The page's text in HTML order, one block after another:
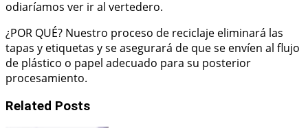
odiaríamos ver ir al vertedero.
¿POR QUÉ? Nuestro proceso de reciclaje eliminará las
tapas y etiquetas y se asegurará de que se envíen al flujo
de plástico o papel adecuado para su posterior
procesamiento.
Related Posts